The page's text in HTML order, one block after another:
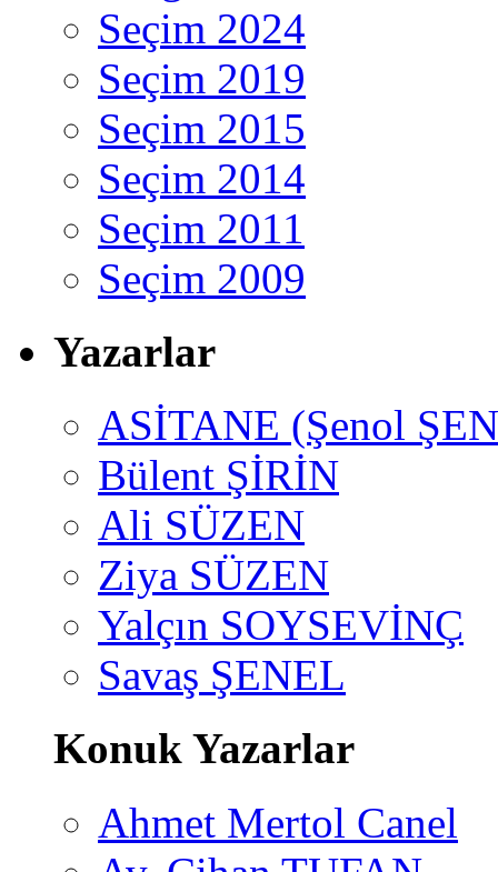
Seçim 2024
Seçim 2019
Seçim 2015
Seçim 2014
Seçim 2011
Seçim 2009
Yazarlar
ASİTANE (Şenol
Bülent ŞİRİN
Ali SÜZEN
Ziya SÜZEN
Yalçın SOYSEVİNÇ
Savaş ŞENEL
Konuk Yazarlar
Ahmet Mertol Canel